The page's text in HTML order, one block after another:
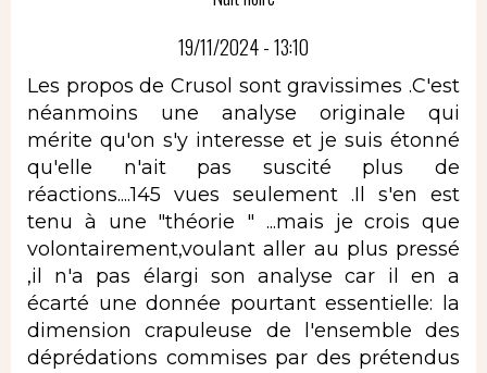
19/11/2024 - 13:10
Les propos de Crusol sont gravissimes .C'est
néanmoins une analyse originale qui
mérite qu'on s'y interesse et je suis étonné
qu'elle n'ait pas suscité plus de
réactions....145 vues seulement .Il s'en est
tenu à une "théorie " ...mais je crois que
volontairement,voulant aller au plus pressé
,il n'a pas élargi son analyse car il en a
écarté une donnée pourtant essentielle: la
dimension crapuleuse de l'ensemble des
déprédations commises par des prétendus